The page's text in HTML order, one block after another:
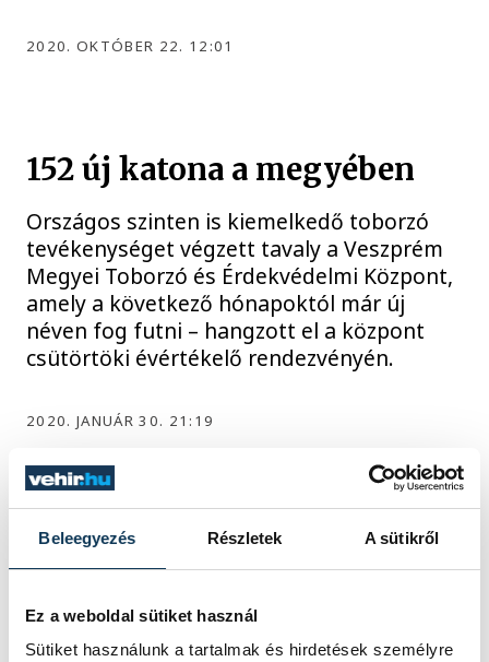
Beleegyezés Részletek A sütikről
Ez a weboldal sütiket használ
Sütiket használunk a tartalmak és hirdetések személyre
2020. OKTÓBER 22. 12:01
152 új katona a megyében
Országos szinten is kiemelkedő toborzó
tevékenységet végzett tavaly a Veszprém
Megyei Toborzó és Érdekvédelmi Központ,
amely a következő hónapoktól már új
néven fog futni – hangzott el a központ
csütörtöki évértékelő rendezvényén.
2020. JANUÁR 30. 21:19
2
KÖZÉLET